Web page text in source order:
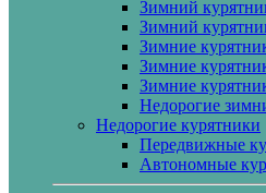
Зимний
Зимний
Зимние
Зимние
Зимние
Недорогие
Недорогие курятники
Передвижные
Автономные